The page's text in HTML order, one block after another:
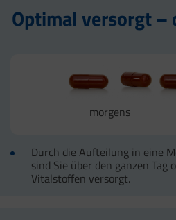
Optimal versorgt –
morgens
Durch die Aufteilung in eine
sind Sie über den ganzen
Vitalstoffen versorgt.